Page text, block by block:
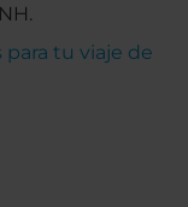
tu viaje de